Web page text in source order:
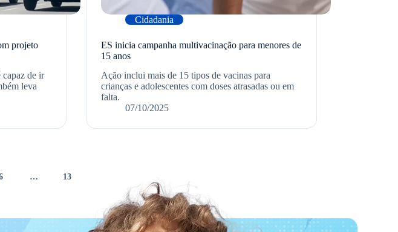
projeto
de ir
leva
Cidadania
ES inicia campanha multivacinação para menores de
15 anos
Ação inclui mais de 15 tipos de vacinas para
crianças e adolescentes com doses atrasadas ou em
falta.
07/10/2025
… 13